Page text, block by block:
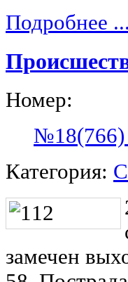
Подробнее ...
Номер:
№18(766)
Категория:
замечен